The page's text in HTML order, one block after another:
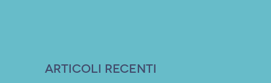
Articoli recenti